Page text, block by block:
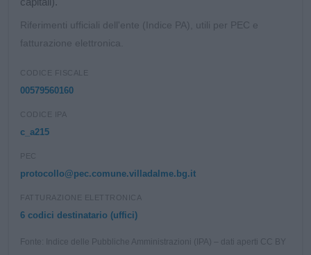
Riferimenti ufficiali dell'ente (Indice PA), utili per PEC e
fatturazione elettronica.
CODICE FISCALE
00579560160
CODICE IPA
c_a215
PEC
protocollo@pec.comune.villadalme.bg.it
FATTURAZIONE ELETTRONICA
6 codici destinatario (uffici)
Fonte: Indice delle Pubbliche Amministrazioni (IPA) – dati aperti CC BY